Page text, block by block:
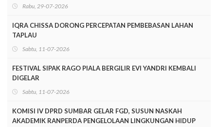
Rabu, 29-07-2026
IQRA CHISSA DORONG PERCEPATAN PEMBEBASAN LAHAN
TAPLAU
Sabtu, 11-07-2026
FESTIVAL SIPAK RAGO PIALA BERGILIR EVI YANDRI KEMBALI
DIGELAR
Sabtu, 11-07-2026
KOMISI IV DPRD SUMBAR GELAR FGD, SUSUN NASKAH
AKADEMIK RANPERDA PENGELOLAAN LINGKUNGAN HIDUP